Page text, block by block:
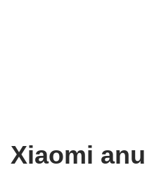
Xiaomi